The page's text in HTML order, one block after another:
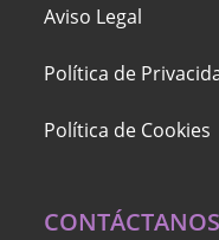
Aviso Legal
Política de
Política de Cookies
CONTÁCTANOS